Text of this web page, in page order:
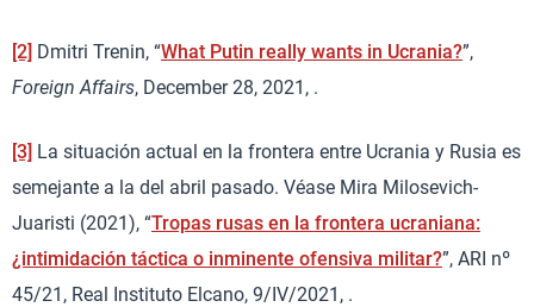
[2] Dmitri Trenin, “What Putin really wants in Ucrania?”,
Foreign Affairs, December 28, 2021, .
[3] La situación actual en la frontera entre Ucrania y Rusia es
semejante a la del abril pasado. Véase Mira Milosevich-
Juaristi (2021), “Tropas rusas en la frontera ucraniana:
¿intimidación táctica o inminente ofensiva militar?”, ARI nº
45/21, Real Instituto Elcano, 9/IV/2021, .